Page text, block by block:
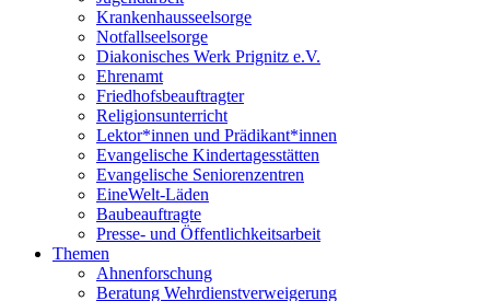
Krankenhausseelsorge
Notfallseelsorge
Diakonisches Werk Prignitz e.V.
Ehrenamt
Friedhofsbeauftragter
Religionsunterricht
Lektor*innen und Prädikant*innen
Evangelische Kindertagesstätten
Evangelische Seniorenzentren
EineWelt-Läden
Baubeauftragte
Presse- und Öffentlichkeitsarbeit
Themen
Ahnenforschung
Beratung Wehrdienstverweigerung